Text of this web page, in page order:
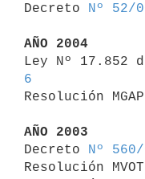
Decreto
Nº 52/
AÑO 2004
6
Resolución MGAP
AÑO 2003
Decreto
Nº
Resolución